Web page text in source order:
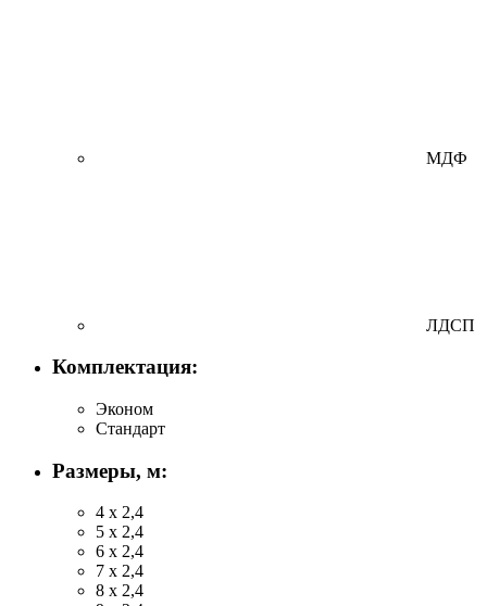
МДФ
ЛДСП
Комплектация:
Эконом
Стандарт
Размеры, м:
4 х 2,4
5 х 2,4
6 х 2,4
7 х 2,4
8 х 2,4